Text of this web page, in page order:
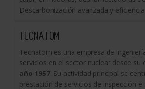
Descarbonización avanzada y
TECNATOM
Tecnatom es una empresa de
servicios en el sector nuclear desde su
año 1957. Su actividad principal se
prestación de servicios de inspección e